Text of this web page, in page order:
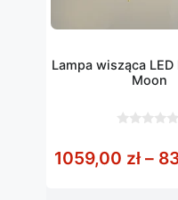
Lampa wisząca
Moon
5
1059,00 zł –